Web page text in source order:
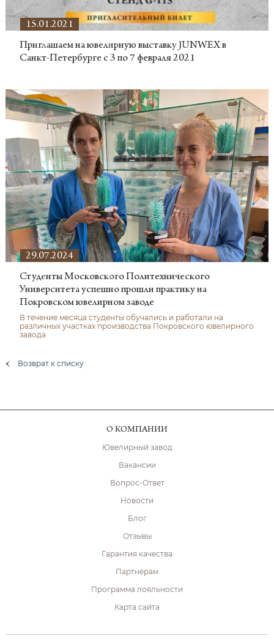
15.01.2021
Приглашаем на ювелирную выставку JUNWEX в
Санкт-Петербурге с 3 по 7 февраля 2021
29.07.2024
Студенты Московского Политехнического
Университета успешно прошли практику на
Покровском ювелирном заводе
В течение месяца студенты обучались и работали на
различных участках производства Покровского ювелирного
завода
Возврат к списку
О КОМПАНИИ
Ювелирный завод
Вакансии
Вопрос-Ответ
Новости
Блог
Отзывы
Гарантия качества
Партнёрам
Программа лояльности
Карта сайта